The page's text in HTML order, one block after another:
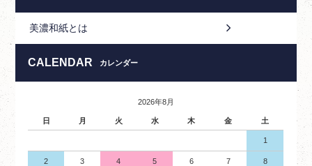
美濃和紙とは
CALENDAR カレンダー
2026年8月
日 月 火 水 木 金 土
1
2 3 4 5 6 7 8